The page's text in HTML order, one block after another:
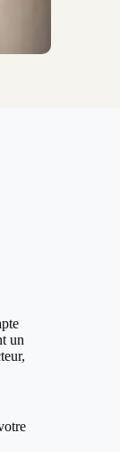
un